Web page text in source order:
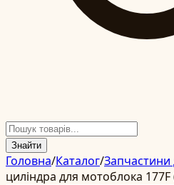
Знайти
Головна/Каталог/Запчастини
циліндра для мотоблока 177F